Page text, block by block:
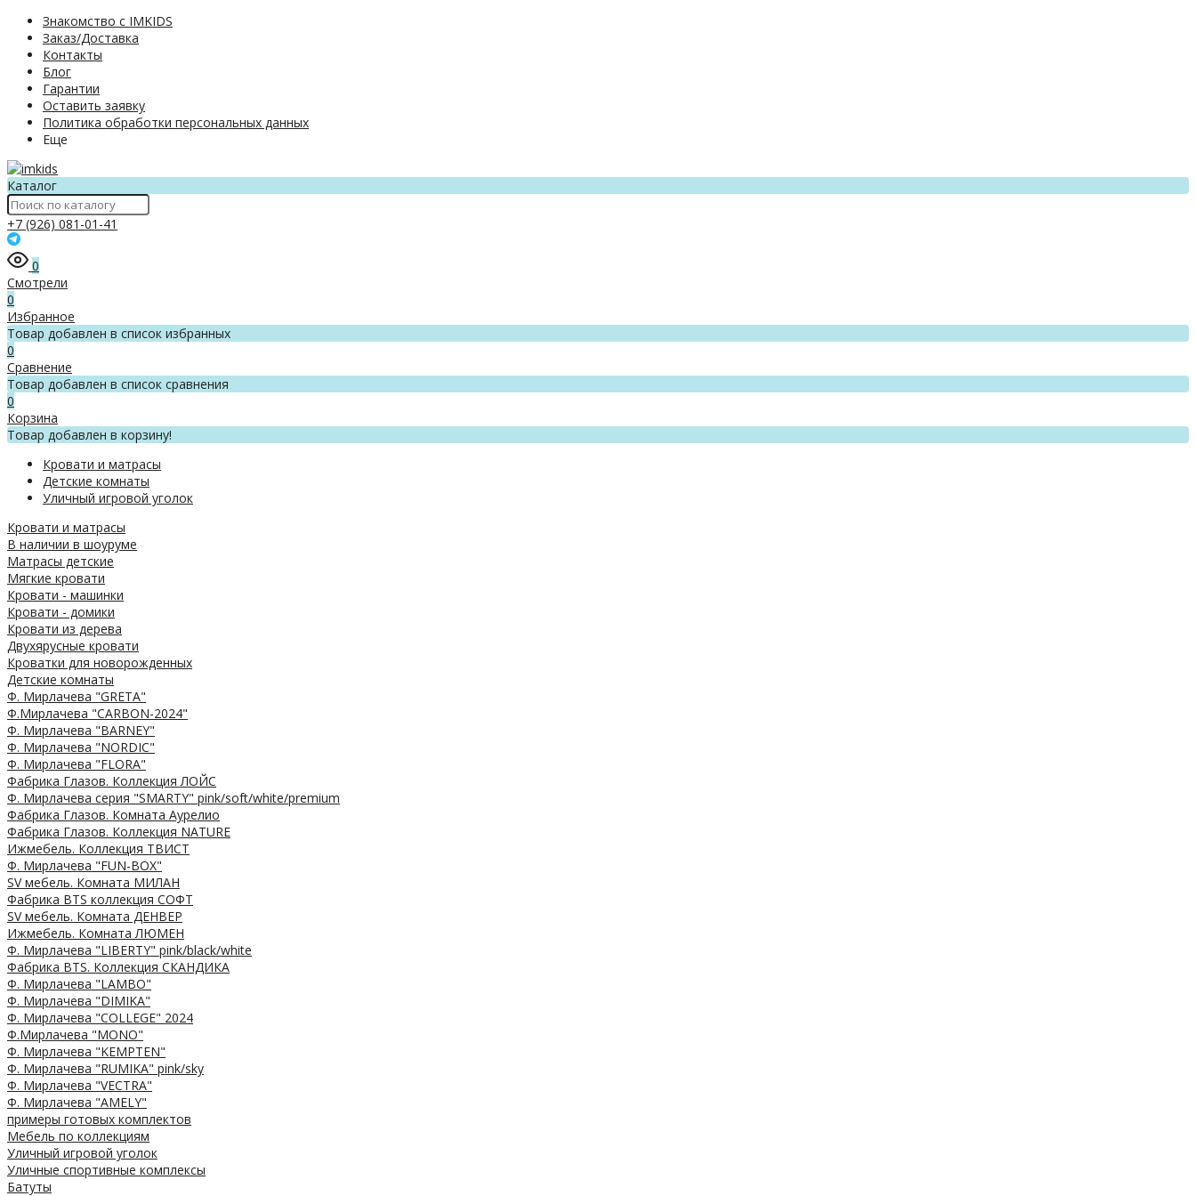
Знакомство с IMKIDS
Заказ/Доставка
Контакты
Блог
Гарантии
Оставить заявку
Политика обработки персональных данных
Еще
Каталог
+7 (926) 081-01-41
0
Смотрели
0
Избранное
Товар добавлен в список избранных
0
Сравнение
Товар добавлен в список сравнения
0
Корзина
Товар добавлен в корзину!
Кровати и матрасы
Детские комнаты
Уличный игровой уголок
Кровати и матрасы
В наличии в шоуруме
Матрасы детские
Мягкие кровати
Кровати - машинки
Кровати - домики
Кровати из дерева
Двухярусные кровати
Кроватки для новорожденных
Детские комнаты
Ф. Мирлачева "GRETA"
Ф.Мирлачева "CARBON-2024"
Ф. Мирлачева "BARNEY"
Ф. Мирлачева "NORDIC"
Ф. Мирлачева "FLORA"
Фабрика Глазов. Коллекция ЛОЙС
Ф. Мирлачева серия "SMARTY" pink/soft/white/premium
Фабрика Глазов. Комната Аурелио
Фабрика Глазов. Коллекция NATURE
Ижмебель. Коллекция ТВИСТ
Ф. Мирлачева "FUN-BOX"
SV мебель. Комната МИЛАН
Фабрика BTS коллекция СОФТ
SV мебель. Комната ДЕНВЕР
Ижмебель. Комната ЛЮМЕН
Ф. Мирлачева "LIBERTY" pink/black/white
Фабрика BTS. Коллекция СКАНДИКА
Ф. Мирлачева "LAMBO"
Ф. Мирлачева "DIMIKA"
Ф. Мирлачева "COLLEGE" 2024
Ф.Мирлачева "MONO"
Ф. Мирлачева "KEMPTEN"
Ф. Мирлачева "RUMIKA" pink/sky
Ф. Мирлачева "VECTRA"
Ф. Мирлачева "AMELY"
примеры готовых комплектов
Мебель по коллекциям
Уличный игровой уголок
Уличные спортивные комплексы
Батуты